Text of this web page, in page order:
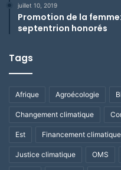
juillet 10, 2019
Promotion de la
septentrion honorés
Tags
Afrique Agroécologie
Changement climatique
Est Financement climatique
Justice climatique OMS